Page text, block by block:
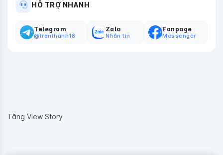
HỖ TRỢ NHANH
Telegram
@tranthanh18
Zalo
Nhắn tin
Fanpage
Messenger
Tăng View Story